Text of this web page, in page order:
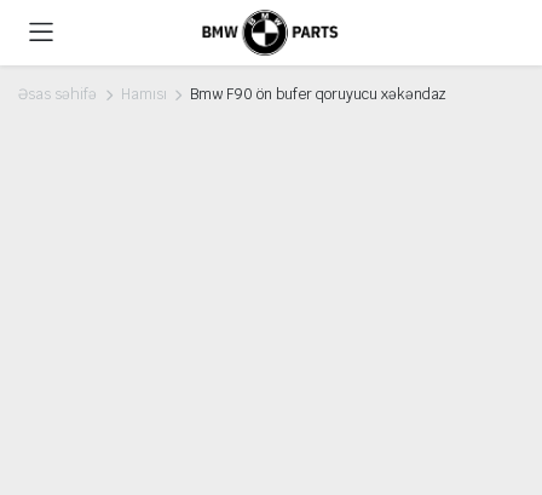
Əsas səhifə Hamısı Bmw F90 ön bufer qoruyucu xəkəndaz